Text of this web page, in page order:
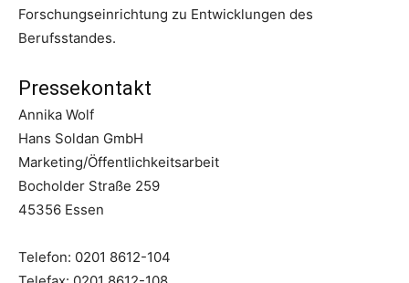
Forschungseinrichtung zu Entwicklungen des
Berufsstandes.
Pressekontakt
Annika Wolf
Hans Soldan GmbH
Marketing/Öffentlichkeitsarbeit
Bocholder Straße 259
45356 Essen
Telefon: 0201 8612-104